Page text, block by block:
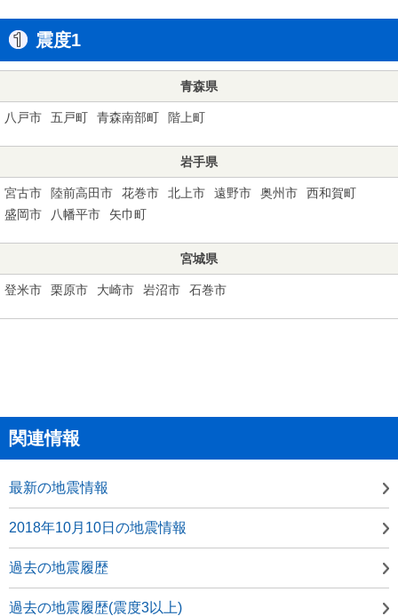
震度1
青森県
八戸市 五戸町 青森南部町 階上町
岩手県
宮古市 陸前高田市 花巻市 北上市 遠野市 奥州市
西和賀町
盛岡市
八幡平市 矢巾町
宮城県
登米市 栗原市 大崎市 岩沼市 石巻市
関連情報
最新の地震情報
2018年10月10日の地震情報
過去の地震履歴
過去の地震履歴(震度3以上)